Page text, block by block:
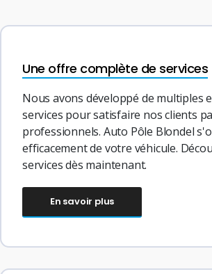
Une offre complète de services
Nous avons développé de multiples
services pour satisfaire nos clients
professionnels. Auto Pôle Blondel
efficacement de votre véhicule.
services dès maintenant.
En savoir plus